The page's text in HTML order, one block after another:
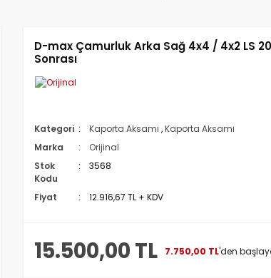
D-max Çamurluk Arka Sağ 4x4 / 4x2 LS
Sonrası
Kategori Kaporta Aksamı ,Kaporta Aksamı
Marka
Orijinal
Stok
Kodu
3568
Fiyat 12.916,67 TL + KDV
15.500,00 TL 7.750,00 TL'den